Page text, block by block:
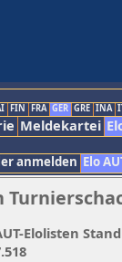
FIN FRA GER GRE INA
Meldekartei
anmelden Elo
Elolisten